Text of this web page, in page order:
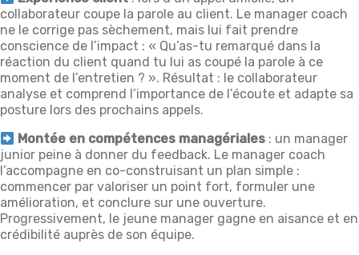
collaborateur coupe la parole au client. Le manager coach
ne le corrige pas sèchement, mais lui fait prendre
conscience de l’impact : « Qu’as-tu remarqué dans la
réaction du client quand tu lui as coupé la parole à ce
moment de l’entretien ? ». Résultat : le collaborateur
analyse et comprend l’importance de l’écoute et adapte sa
posture lors des prochains appels.
Montée en compétences managériales : un manager
junior peine à donner du feedback. Le manager coach
l’accompagne en co-construisant un plan simple :
commencer par valoriser un point fort, formuler une
amélioration, et conclure sur une ouverture.
Progressivement, le jeune manager gagne en aisance et en
crédibilité auprès de son équipe.